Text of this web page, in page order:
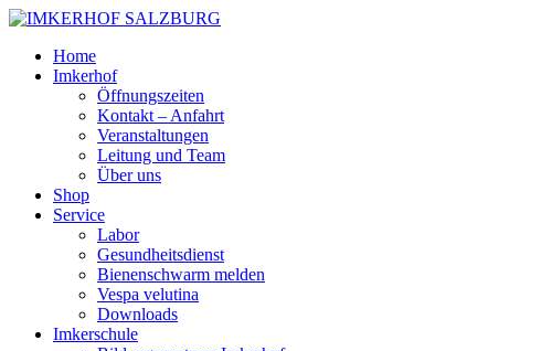
Home
Imkerhof
Öffnungszeiten
Kontakt – Anfahrt
Veranstaltungen
Leitung und Team
Über uns
Shop
Service
Labor
Gesundheitsdienst
Bienenschwarm melden
Vespa velutina
Downloads
Imkerschule